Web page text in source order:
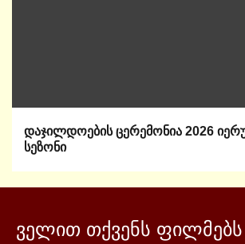
დაჯილდოების ცერემონია 2026
სეზონი
ველით თქვენს ფილმებს